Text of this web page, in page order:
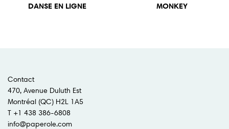
DANSE EN LIGNE MONKEY
Contact
470, Avenue Duluth Est
Montréal (QC) H2L 1A5
T +1 438 386-6808
info@paperole.com